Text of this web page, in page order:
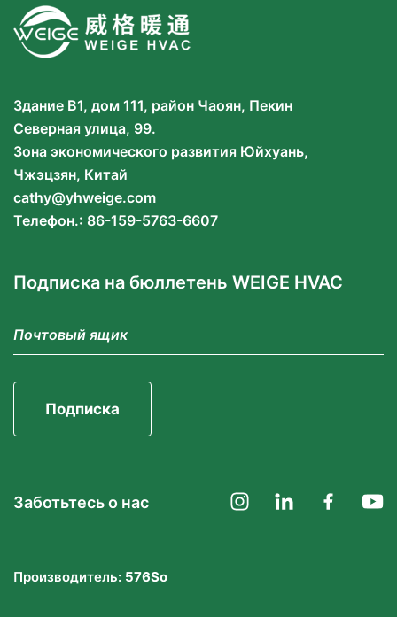
Здание B1, дом 111, район Чаоян, Пекин
Северная улица, 99.
Зона экономического развития Юйхуань,
Чжэцзян, Китай
cathy@yhweige.com
Телефон.: 86-159-5763-6607
Подписка на бюллетень WEIGE HVAC
Подписка
Заботьтесь о нас
Производитель: 576So